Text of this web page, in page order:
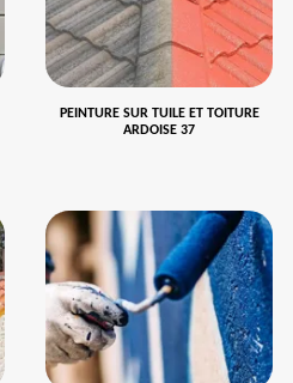
PEINTURE SUR TUILE ET TOITURE
ARDOISE 37